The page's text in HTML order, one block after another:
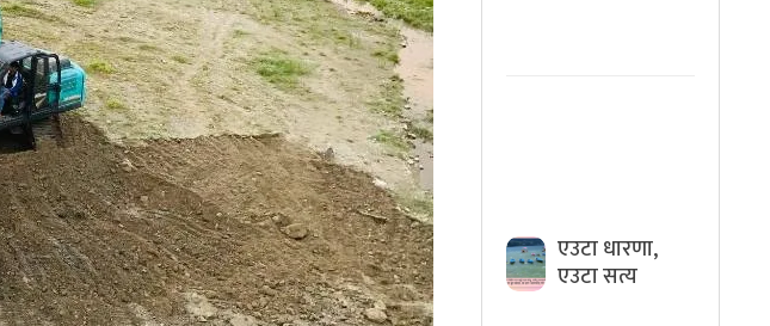
एउटा धारणा,
एउटा सत्य